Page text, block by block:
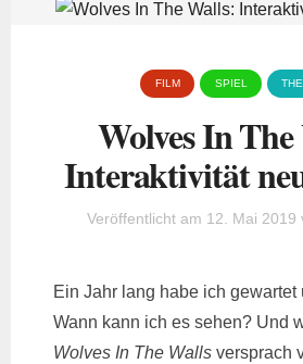
FILM SPIEL
Wolves In
Interaktivität
Veröffentlicht am 12. Mai 2019
Ein Jahr lang habe ich gewartet
Wann kann ich es sehen? Und
Wolves In The Wallsversprach